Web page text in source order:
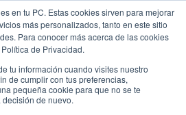
en tu PC. Estas cookies sirven para mejorar
más personalizados, tanto en este sitio
Para conocer más acerca de las cookies
de Privacidad.
tu información cuando visites nuestro
de cumplir con tus preferencias,
pequeña cookie para que no se te
de nuevo.
CASOS
Traducir »